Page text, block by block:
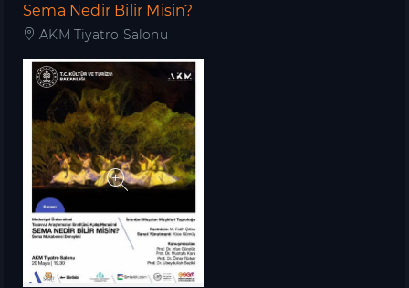
Sema Nedir Bilir Misin?
AKM Tiyatro Salonu